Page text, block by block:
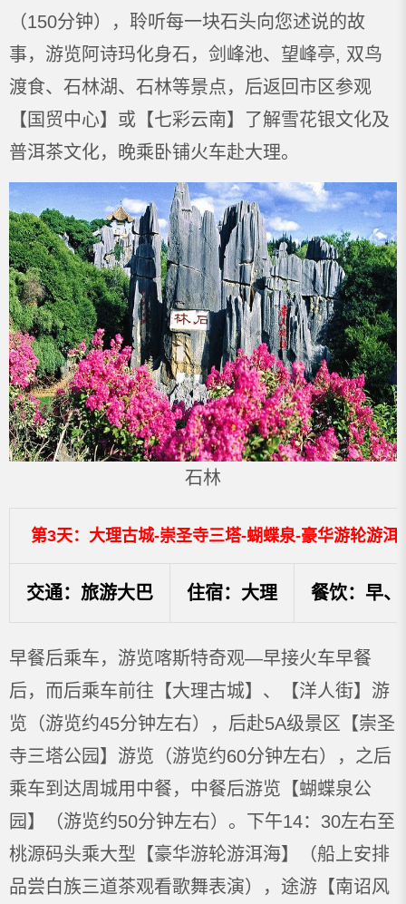
（150分钟），聆听每一块石头向您述说的故
事，游览阿诗玛化身石，剑峰池、望峰亭, 双鸟
渡食、石林湖、石林等景点，后返回市区参观
【国贸中心】或【七彩云南】了解雪花银文化及
普洱茶文化，晚乘卧铺火车赴大理。
石林
第3天：大理古城-崇圣寺三塔-蝴蝶泉-豪华游轮游洱
交通：旅游大巴 住宿：大理 餐饮：早、
早餐后乘车，游览喀斯特奇观—早接火车早餐
后，而后乘车前往【大理古城】、【洋人街】游
览（游览约45分钟左右），后赴5A级景区【崇圣
寺三塔公园】游览（游览约60分钟左右），之后
乘车到达周城用中餐，中餐后游览【蝴蝶泉公
园】（游览约50分钟左右）。下午14：30左右至
桃源码头乘大型【豪华游轮游洱海】（船上安排
品尝白族三道茶观看歌舞表演），途游【南诏风